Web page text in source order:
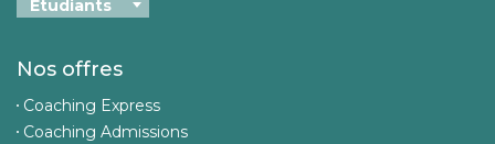
Nos offres
Coaching Express
Coaching Admissions